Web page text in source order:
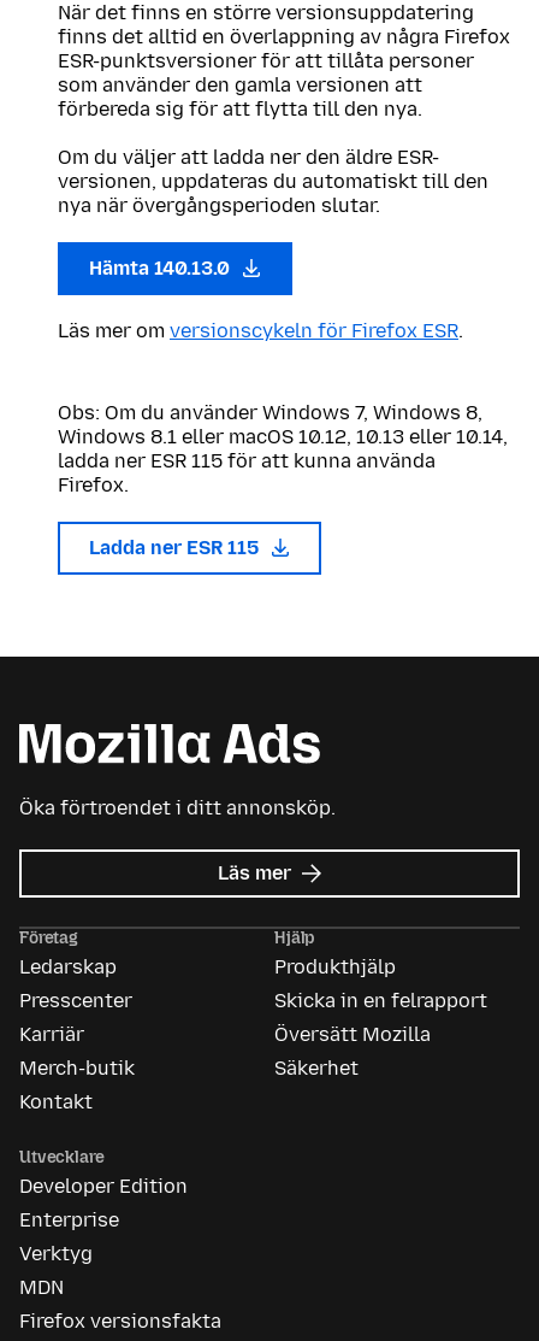
När det finns en större versionsuppdatering
finns det alltid en överlappning av några Firefox
ESR-punktsversioner för att tillåta personer
som använder den gamla versionen att
förbereda sig för att flytta till den nya.
Om du väljer att ladda ner den äldre ESR-
versionen, uppdateras du automatiskt till den
nya när övergångsperioden slutar.
Hämta 140.13.0
Läs mer om versionscykeln för Firefox ESR.
Obs: Om du använder Windows 7, Windows 8,
Windows 8.1 eller macOS 10.12, 10.13 eller 10.14,
ladda ner ESR 115 för att kunna använda
Firefox.
Ladda ner ESR 115
Öka förtroendet i ditt annonsköp.
Läs mer om
Mozilla
Företag
Ledarskap
Presscenter
Karriär
Merch-butik
Kontakt
Hjälp
Produkthjälp
Skicka in en felrapport
Översätt Mozilla
Säkerhet
Utvecklare
Developer Edition
Enterprise
Verktyg
MDN
Firefox versionsfakta